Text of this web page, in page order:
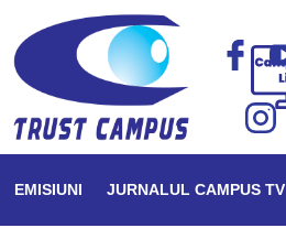
EMISIUNI JURNALUL CAMPUS TV